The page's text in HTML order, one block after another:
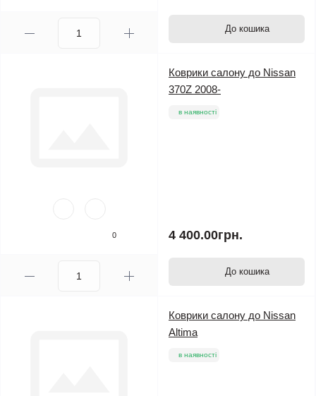
До кошика
0
Коврики салону до Nissan
370Z 2008-
в наявності
4 400.00грн.
До кошика
Коврики салону до Nissan
Altima
в наявності